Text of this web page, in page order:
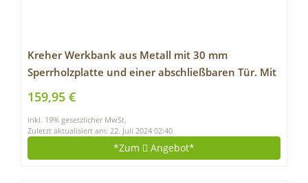
Kreher Werkbank aus Metall mit 30 mm
Sperrholzplatte und einer abschließbaren Tür. Mit
Schublade, Einlegeboden und Gewindefüßen.
Maße BxTxH 120 x 60 x 85 cm.
159,95 €
inkl. 19% gesetzlicher MwSt.
Zuletzt aktualisiert am: 22. Juli 2024 02:40
*Zum Angebot*